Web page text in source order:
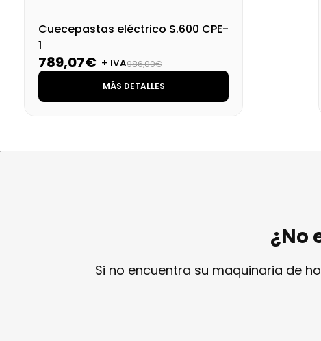
Cuecepastas eléctrico S.600 CPE-
1
789,07€ + IVA986,00€
MÁS DETALLES
¿No
Si no encuentra su maquinaria de